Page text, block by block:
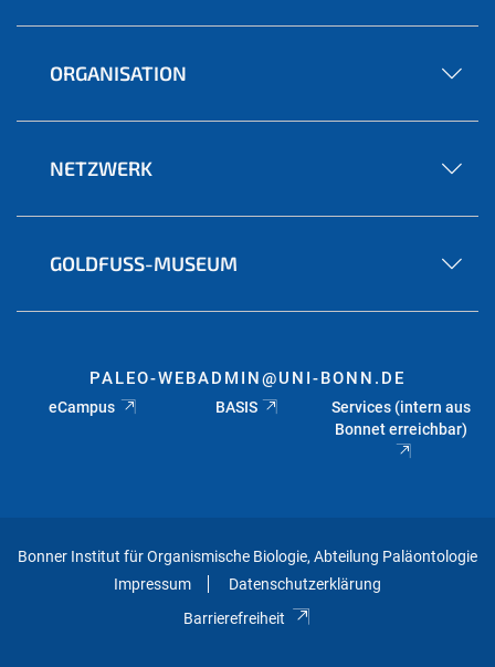
ORGANISATION
NETZWERK
GOLDFUSS-MUSEUM
PALEO-WEBADMIN@UNI-BONN.DE
eCampus BASIS
Services (intern aus
Bonnet erreichbar)
Bonner Institut für Organismische Biologie, Abteilung Paläontologie
Impressum
Datenschutzerklärung
Barrierefreiheit